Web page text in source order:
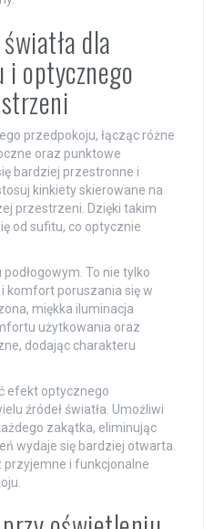
dla
optycznego
przedpokoju, łącząc różne
oraz punktowe
bardziej przestronne i
kinkiety skierowane na
przestrzeni. Dzięki takim
od sufitu, co optycznie
To nie tylko
komfort poruszania się w
miękka iluminacja
użytkowania oraz
dodając charakteru
efekt optycznego
źródeł światła. Umożliwi
zakątka, eliminując
wydaje się bardziej otwarta.
i funkcjonalne